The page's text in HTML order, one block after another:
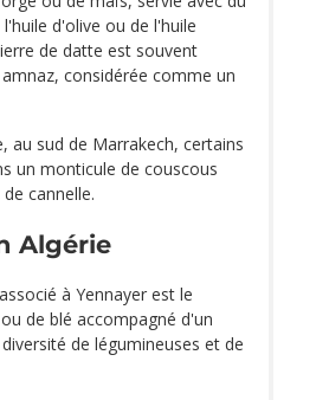
d'olive ou de l'huile
de datte est souvent
considérée comme un
au sud de Marrakech, certains
un monticule de couscous
cannelle.
Algérie
à Yennayer est le
de blé accompagné d'un
de légumineuses et de